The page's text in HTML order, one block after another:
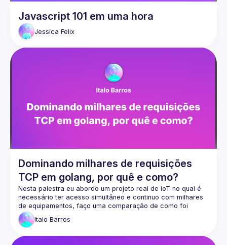
Javascript 101 em uma hora
Jessica Felix
Dominando milhares de requisições
TCP em golang, por quê e como?
Nesta palestra eu abordo um projeto real de IoT no qual é
necessário ter acesso simultâneo e continuo com milhares
de equipamentos, faço uma comparação de como foi
implementado em outras linguagens e o porquê foi
descontinuado e como foi feita a abordagem em golang,
projeto e como tornar mais escalável, além dos benefícios
Italo Barros